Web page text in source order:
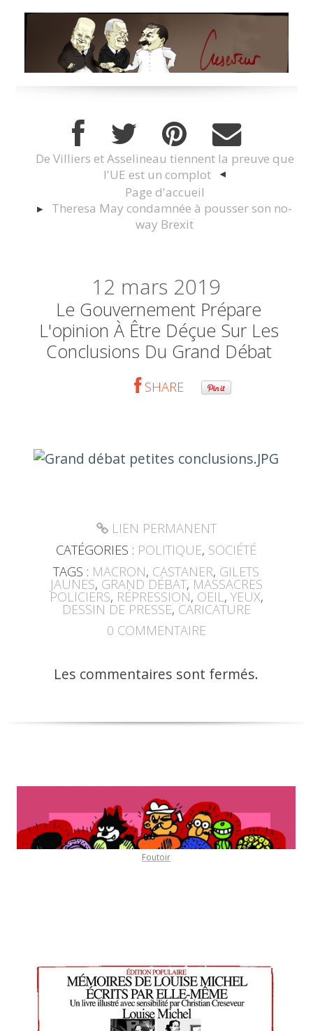
De Villiers et Asselineau tiennent la preuve que
l'UE est un complot
Page d'accueil
Theresa May condamnée à pousser son no-
way Brexit
12 mars 2019
Le Gouvernement Prépare
L'opinion À Être Déçue Sur Les
Conclusions Du Grand Débat
SHARE
LIEN PERMANENT
CATÉGORIES : POLITIQUE, SOCIÉTÉ
TAGS : MACRON, CASTANER, GILETS
JAUNES, GRAND DÉBAT, MASSACRES
POLICIERS, RÉPRESSION, OEIL , YEUX,
DESSIN DE PRESSE, CARICATURE
0 COMMENTAIRE
Les commentaires sont fermés.
Foutoir